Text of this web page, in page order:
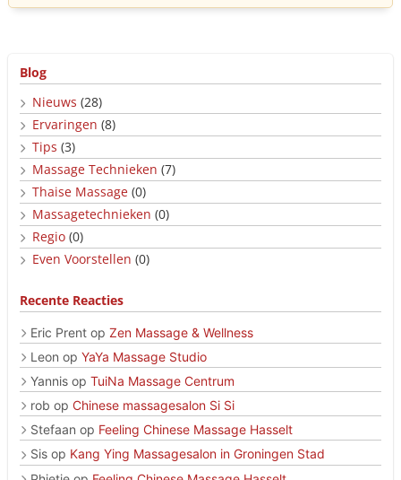
Blog
Nieuws (28)
Ervaringen (8)
Tips (3)
Massage Technieken (7)
Thaise Massage (0)
Massagetechnieken (0)
Regio (0)
Even Voorstellen (0)
Recente Reacties
Eric Prent op Zen Massage & Wellness
Leon op YaYa Massage Studio
Yannis op TuiNa Massage Centrum
rob op Chinese massagesalon Si Si
Stefaan op Feeling Chinese Massage Hasselt
Sis op Kang Ying Massagesalon in Groningen Stad